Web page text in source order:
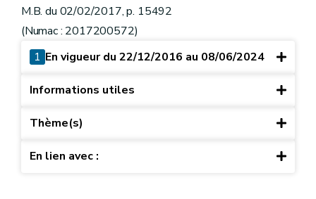
M.B. du 02/02/2017, p. 15492
(Numac : 2017200572)
1 En vigueur du 22/12/2016 au 08/06/2024
Informations utiles
Thème(s)
En lien avec :